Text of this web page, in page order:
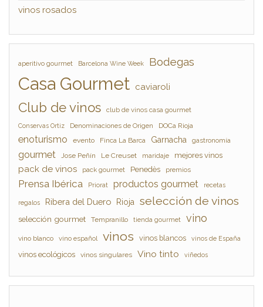
vinos rosados
aperitivo gourmet Barcelona Wine Week Bodegas
Casa Gourmet caviaroli
Club de vinos club de vinos casa gourmet
Conservas Ortiz Denominaciones de Origen DOCa Rioja
enoturismo evento Finca La Barca Garnacha gastronomía
gourmet Jose Peñín Le Creuset maridaje mejores vinos
pack de vinos pack gourmet Penedès premios
Prensa Ibérica Priorat productos gourmet recetas
regalos Ribera del Duero Rioja selección de vinos
selección gourmet Tempranillo tienda gourmet vino
vino blanco vino español vinos vinos blancos vinos de España
vinos ecológicos vinos singulares Vino tinto viñedos